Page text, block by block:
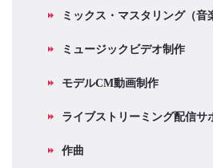
ミックス・マスタリング（音
ミュージックビデオ制作
モデルCM動画制作
ライブストリーミング配信サ
作曲